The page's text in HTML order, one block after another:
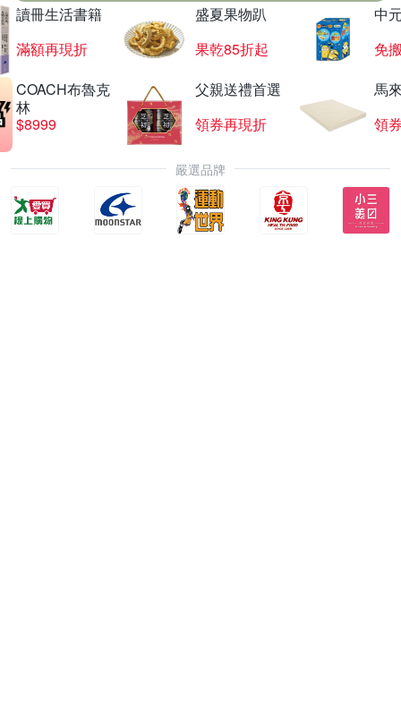
讀冊生活書籍
滿額再現折
盛夏果物趴
果乾85折起
中
免
COACH布魯克
林
$8999
父親送禮首選
領券再現折
馬
領
嚴選品牌